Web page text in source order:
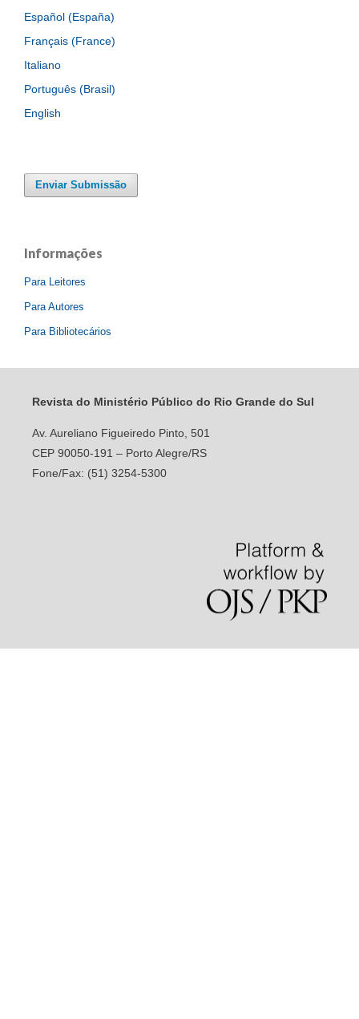
Español (España)
Français (France)
Italiano
Português (Brasil)
English
Enviar Submissão
Informações
Para Leitores
Para Autores
Para Bibliotecários
Revista do Ministério Público do Rio Grande do Sul
Av. Aureliano Figueiredo Pinto, 501
CEP 90050-191 – Porto Alegre/RS
Fone/Fax: (51) 3254-5300